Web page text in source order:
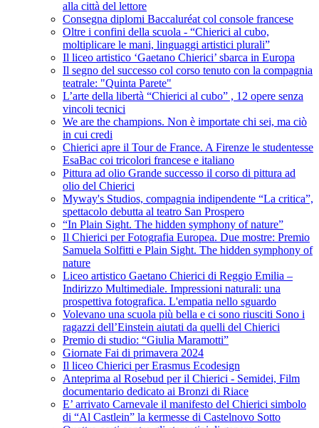
alla città del lettore
Consegna diplomi Baccaluréat col console francese
Oltre i confini della scuola - “Chierici al cubo,
moltiplicare le mani, linguaggi artistici plurali”
Il liceo artistico ‘Gaetano Chierici’ sbarca in Europa
Il segno del successo col corso tenuto con la compagnia
teatrale: "Quinta Parete"
L’arte della libertà “Chierici al cubo” , 12 opere senza
vincoli tecnici
We are the champions. Non è importate chi sei, ma ciò
in cui credi
Chierici apre il Tour de France. A Firenze le studentesse
EsaBac coi tricolori francese e italiano
Pittura ad olio Grande successo il corso di pittura ad
olio del Chierici
Myway's Studios, compagnia indipendente “La critica”,
spettacolo debutta al teatro San Prospero
“In Plain Sight. The hidden symphony of nature”
Il Chierici per Fotografia Europea. Due mostre: Premio
Samuela Solfitti e Plain Sight. The hidden symphony of
nature
Liceo artistico Gaetano Chierici di Reggio Emilia –
Indirizzo Multimediale. Impressioni naturali: una
prospettiva fotografica. L'empatia nello sguardo
Volevano una scuola più bella e ci sono riusciti Sono i
ragazzi dell’Einstein aiutati da quelli del Chierici
Premio di studio: “Giulia Maramotti”
Giornate Fai di primavera 2024
Il liceo Chierici per Erasmus Ecodesign
Anteprima al Rosebud per il Chierici - Semidei, Film
documentario dedicato ai Bronzi di Riace
E’ arrivato Carnevale il manifesto del Chierici simbolo
di “Al Castlein” la kermesse di Castelnovo Sotto